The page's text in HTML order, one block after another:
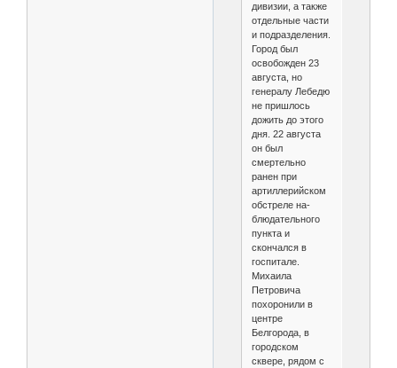
дивизии, а также
отдельные части
и подразделения.
Город был
освобожден 23
августа, но
генералу Лебедю
не пришлось
дожить до этого
дня. 22 августа
он был
смертельно
ранен при
артиллерийском
обстреле на­
блюдательного
пункта и
скончался в
госпитале.
Михаила
Петровича
похоронили в
центре
Белгорода, в
городском
сквере, рядом с